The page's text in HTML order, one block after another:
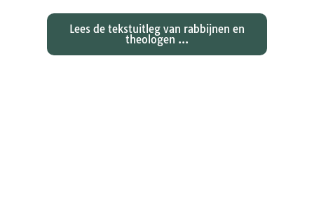
Lees de tekstuitleg van rabbijnen en
theologen ...